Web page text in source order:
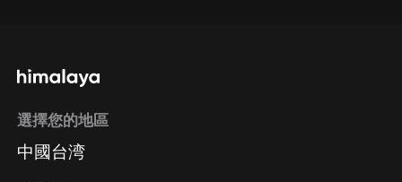
選擇您的地區
中國台湾